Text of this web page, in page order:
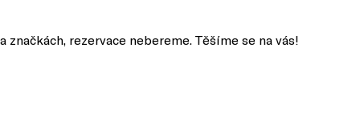
značkách, rezervace nebereme. Těšíme se na vás!